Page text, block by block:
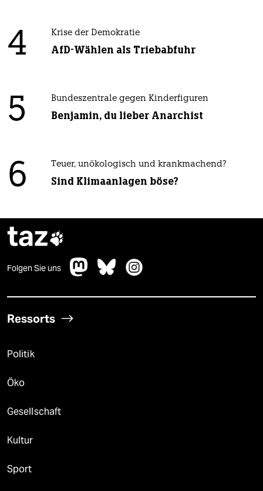
4 Krise der Demokratie
AfD-Wählen als Triebabfuhr
5 Bundeszentrale gegen Kinderfiguren
Benjamin, du lieber Anarchist
6 Teuer, unökologisch und krankmachend?
Sind Klimaanlagen böse?
taz
Folgen Sie uns
Ressorts
Politik
Öko
Gesellschaft
Kultur
Sport